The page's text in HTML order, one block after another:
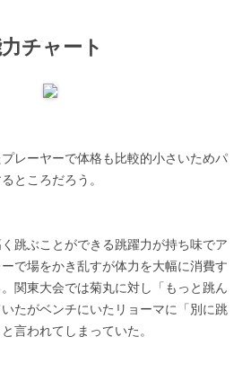
チャート
レーヤーで体格も比較的小さいためパ
ところだろう。
跳ぶことができる跳躍力が持ち味でア
で場をかき乱すが体力を大幅に消費す
関東大会では菊丸に対し「もっと跳ん
たがベンチにいたリョーマに「別に跳
言われてしまっていた。